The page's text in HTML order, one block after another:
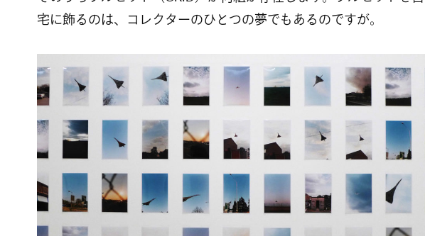
宅に飾るのは、コレクターのひとつの夢でもあるのですが。